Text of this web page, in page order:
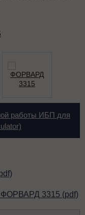
работы ИБП для
3315 (pdf)